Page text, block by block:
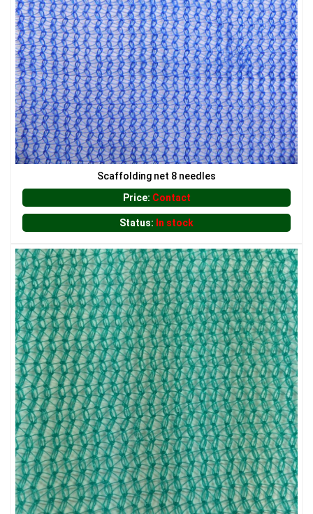
LƯỚI HÀNG RÀO HÌNH CHỮ NHẬT
LƯỚI CHẮN CHIM
LƯỚI CHẮN NẮNG
LƯỚI HÀNG RÀO HÌNH VUÔNG
LƯỚI NUÔI TRỒNG HẢI SẢN
LƯỚI CHẮN GIÓ
Scaffolding net 8 needles
Price: Contact
Status: In stock